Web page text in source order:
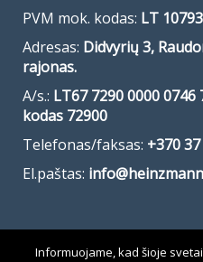
PVM mok. kodas: LT
Adresas: Didvyrių 3,
rajonas.
A/s.: LT67 7290 0000 0746
kodas 72900
Telefonas/faksas: +370
El.paštas:
Informuojame, kad šioje